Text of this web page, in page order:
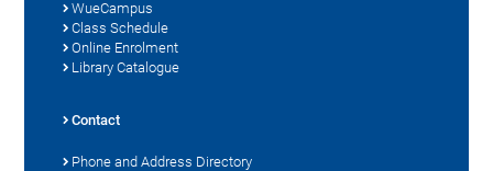
WueCampus
Class Schedule
Online Enrolment
Library Catalogue
Contact
Phone and Address Directory